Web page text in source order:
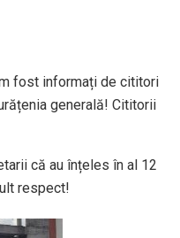
fost informați de cititori
generală! Cititorii
că au înțeles în al 12
respect!